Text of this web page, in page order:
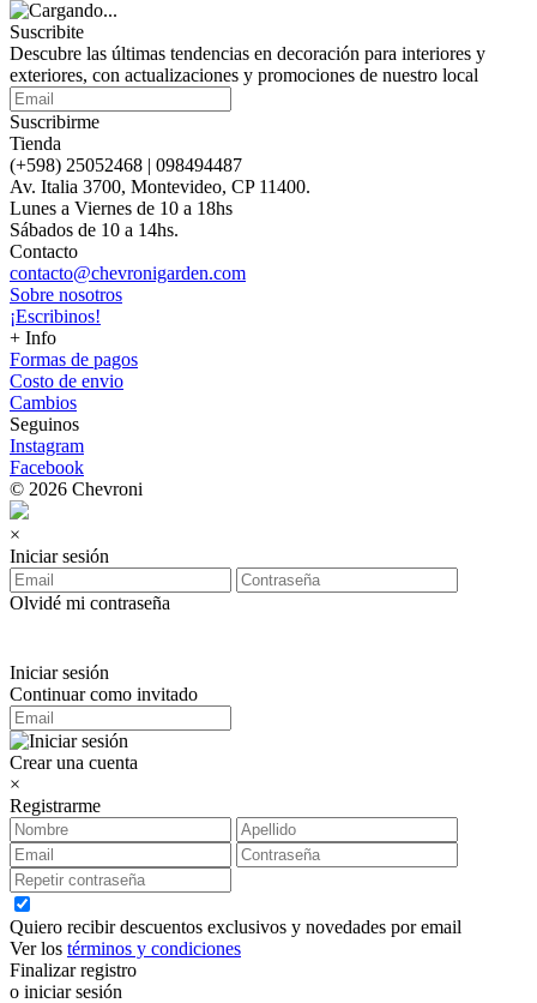
Suscribite
Descubre las últimas tendencias en decoración para interiores y
exteriores, con actualizaciones y promociones de nuestro local
Suscribirme
Tienda
(+598) 25052468 | 098494487
Av. Italia 3700, Montevideo, CP 11400.
Lunes a Viernes de 10 a 18hs
Sábados de 10 a 14hs.
Contacto
contacto@chevronigarden.com
Sobre nosotros
¡Escribinos!
+ Info
Formas de pagos
Costo de envio
Cambios
Seguinos
Instagram
Facebook
© 2026 Chevroni
×
Iniciar sesión
Olvidé mi contraseña
Iniciar sesión
Continuar como invitado
Crear una cuenta
×
Registrarme
Quiero recibir descuentos exclusivos y novedades por email
Ver los términos y condiciones
Finalizar registro
o iniciar sesión